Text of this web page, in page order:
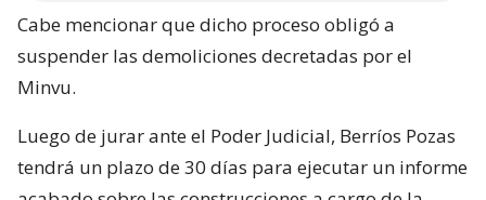
Cabe mencionar que dicho proceso obligó a
suspender las demoliciones decretadas por el
Minvu.
Luego de jurar ante el Poder Judicial, Berríos Pozas
tendrá un plazo de 30 días para ejecutar un informe